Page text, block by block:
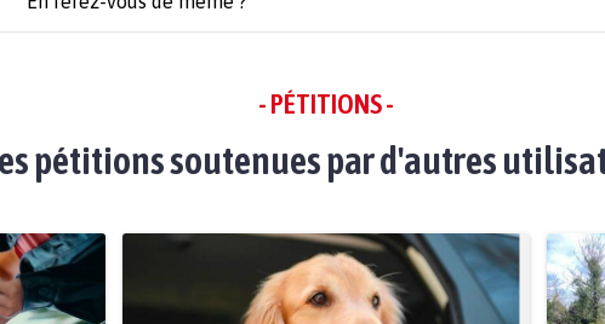
- PÉTITIONS -
pétitions soutenues par d'autres